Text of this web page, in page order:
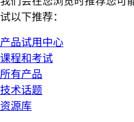
试以下推荐：
产品试用中心
课程和考试
所有产品
技术话题
资源库